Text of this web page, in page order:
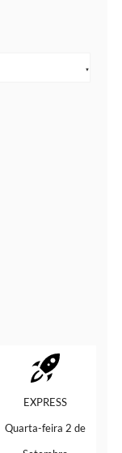
▼
EXPRESS
Quarta-feira 2 de